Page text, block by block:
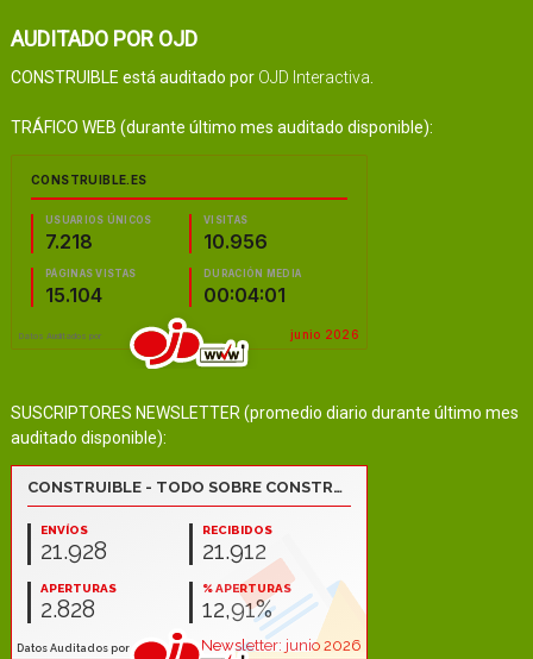
AUDITADO POR OJD
CONSTRUIBLE está auditado por OJD Interactiva.
TRÁFICO WEB (durante último mes auditado disponible):
SUSCRIPTORES NEWSLETTER (promedio diario durante último mes
auditado disponible):